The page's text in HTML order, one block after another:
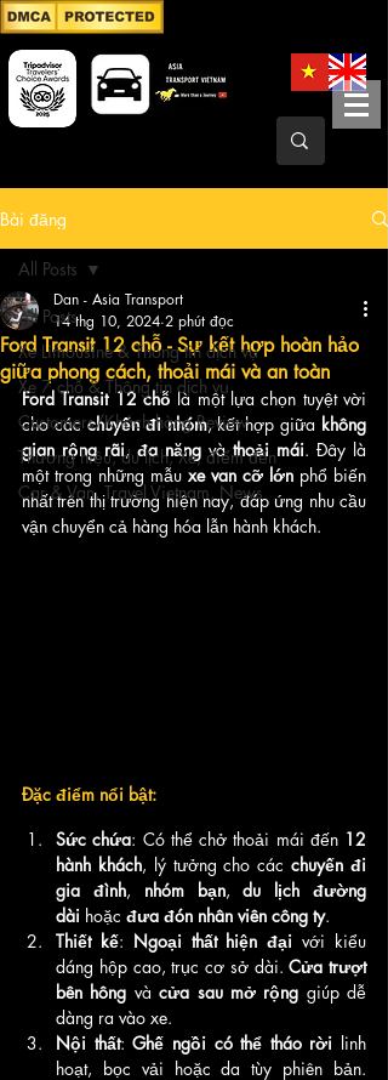
Bài đăng
All Posts
Xe Limousine & Thông tin dịch vụ
Xe 7 chỗ & Thông tin dịch vụ
Customers/Khách hàng Review
Thương hiệu, du lịch, Xe, điểm đến
Car & Van, Travel Vietnam, News
All Posts
Ford Transit 12 chỗ - Sự kết hợp hoàn hảo
giữa phong cách, thoải mái và an toàn
Dan - Asia Transport
14 thg 10, 2024 2 phút đọc
Ford Transit 12 chỗ là một lựa chọn tuyệt vời
cho các chuyến đi nhóm, kết hợp giữa không
gian rộng rãi, đa năng và thoải mái. Đây là
một trong những mẫu xe van cỡ lớn phổ biến
nhất trên thị trường hiện nay, đáp ứng nhu cầu
vận chuyển cả hàng hóa lẫn hành khách.
Đặc điểm nổi bật:
Sức chứa: Có thể chở thoải mái đến 12
hành khách, lý tưởng cho các chuyến đi
gia đình, nhóm bạn, du lịch đường
dài hoặc đưa đón nhân viên công ty.
Thiết kế: Ngoại thất hiện đại với kiểu
dáng hộp cao, trục cơ sở dài. Cửa trượt
bên hông và cửa sau mở rộng giúp dễ
dàng ra vào xe.
Nội thất: Ghế ngồi có thể tháo rời linh